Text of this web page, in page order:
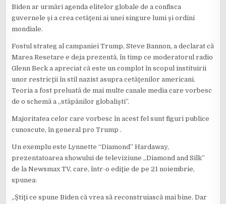
Biden ar urmări agenda elitelor globale de a confisca
guvernele şi a crea cetăţeni ai unei singure lumi şi ordini
mondiale.
Fostul strateg al campaniei Trump, Steve Bannon, a declarat că
Marea Resetare e deja prezentă, în timp ce moderatorul radio
Glenn Beck a apreciat că este un complot în scopul instituirii
unor restricţii în stil nazist asupra cetăţenilor americani.
Teoria a fost preluată de mai multe canale media care vorbesc
de o schemă a „stăpânilor globalişti”.
Majoritatea celor care vorbesc în acest fel sunt figuri publice
cunoscute, în general pro Trump .
Un exemplu este Lynnette “Diamond” Hardaway,
prezentatoarea showului de televiziune „Diamond and Silk”
de la Newsmax TV, care, într-o ediţie de pe 21 noiembrie,
spunea:
„Ştiţi ce spune Biden că vrea să reconstruiască mai bine. Dar